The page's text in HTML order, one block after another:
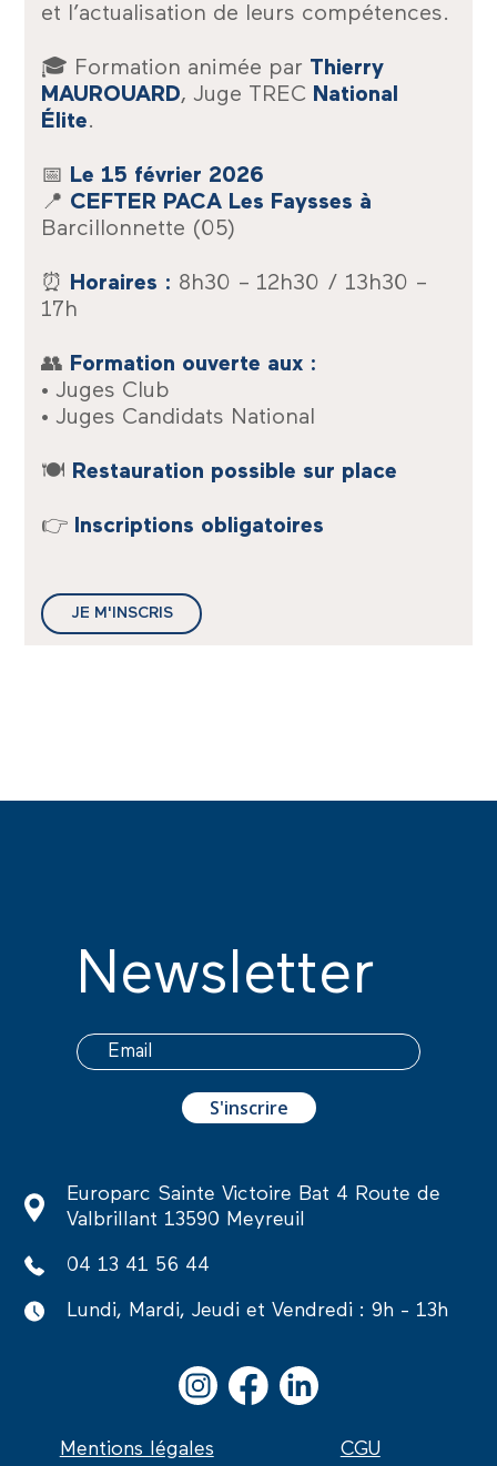
et l’actualisation de leurs compétences.
🎓 Formation animée par Thierry
MAUROUARD, Juge TREC National
Élite.
📅 Le 15 février 2026
📍 CEFTER PACA Les Faysses à
Barcillonnette (05)
⏰ Horaires : 8h30 – 12h30 / 13h30 –
17h
👥 Formation ouverte aux :
• Juges Club
• Juges Candidats National
🍽️ Restauration possible sur place
👉 Inscriptions obligatoires
JE M'INSCRIS
Newsletter
Europarc Sainte Victoire Bat 4 Route de
Valbrillant 13590 Meyreuil
04 13 41 56 44
Lundi, Mardi, Jeudi et Vendredi : 9h - 13h
Mentions légales CGU